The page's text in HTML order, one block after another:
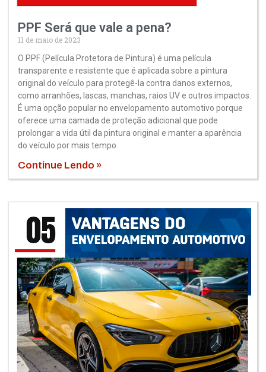
PPF Será que vale a pena?
11 de maio de 2023
O PPF (Película Protetora de Pintura) é uma película
transparente e resistente que é aplicada sobre a pintura
original do veículo para protegê-la contra danos externos,
como arranhões, lascas, manchas, raios UV e outros impactos.
É uma opção popular no envelopamento automotivo porque
oferece uma camada de proteção adicional que pode
prolongar a vida útil da pintura original e manter a aparência
do veículo por mais tempo.
Continue Lendo »